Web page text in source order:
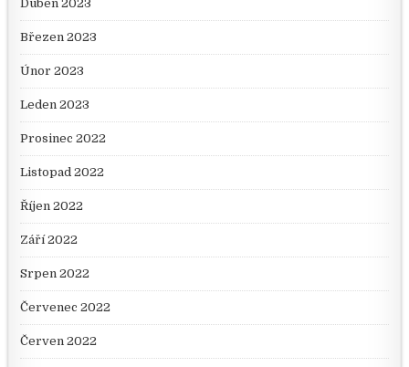
Duben 2023
Březen 2023
Únor 2023
Leden 2023
Prosinec 2022
Listopad 2022
Říjen 2022
Září 2022
Srpen 2022
Červenec 2022
Červen 2022